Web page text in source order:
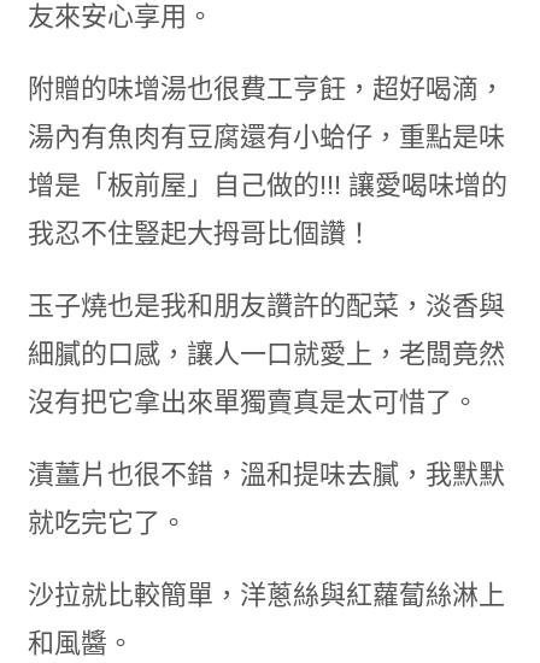
友來安心享用。
附贈的味增湯也很費工亨飪，超好喝滴，
湯內有魚肉有豆腐還有小蛤仔，重點是味
增是「板前屋」自己做的!!! 讓愛喝味增的
我忍不住豎起大拇哥比個讚！
玉子燒也是我和朋友讚許的配菜，淡香與
細膩的口感，讓人一口就愛上，老闆竟然
沒有把它拿出來單獨賣真是太可惜了。
漬薑片也很不錯，溫和提味去膩，我默默
就吃完它了。
沙拉就比較簡單，洋蔥絲與紅蘿蔔絲淋上
和風醬。